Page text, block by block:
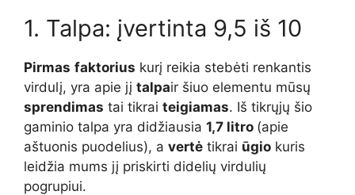
1. Talpa: įvertinta 9,5 iš 10
Pirmas faktorius kurį reikia stebėti renkantis
virdulį, yra apie jį talpair šiuo elementu mūsų
sprendimas tai tikrai teigiamas. Iš tikrųjų šio
gaminio talpa yra didžiausia 1,7 litro (apie
aštuonis puodelius), a vertė tikrai ūgio kuris
leidžia mums jį priskirti didelių virdulių
pogrupiui.